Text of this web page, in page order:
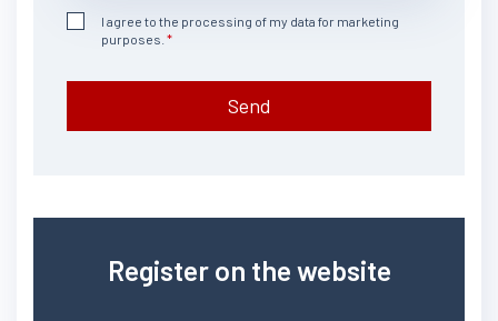
I agree to the processing of my data for marketing
purposes.
Send
Register on the website